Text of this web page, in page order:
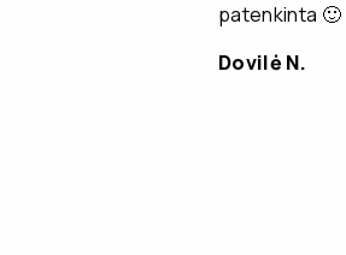
patenkinta 🙂
Dovilė N.